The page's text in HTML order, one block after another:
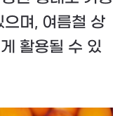
며, 여름철 상
활용될 수 있